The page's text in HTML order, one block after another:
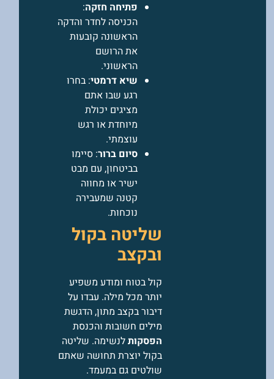
פתיחה חזקה:
הכניסה לחדר והדקה
הראשונה קובעות
את הרושם
הראשוני.
שיא דרמטי: בחרו
רגע שבו אתם
מציגים יכולת
מיוחדת או רגש
עוצמתי.
סיום ברור: סיימו
בביטחון, עם מבט
ישיר או מחווה
קטנה שמעבירה
נוכחות.
שליטה בקול
ובקצב
קול בטוח ומודע משפיע
יותר מכל מילה. עבדו על
דיבור בקצב מתון, הדגשת
מילים חשובות והכנסת
הפסקותלנשימה. שליטה
בקול יוצרת תחושה שאתם
שולטים גם במעמד.